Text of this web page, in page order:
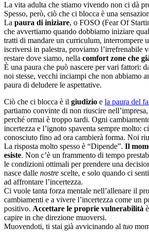
La vita adulta che stiamo vivendo non ci dà
Spesso, però, ciò che ci blocca è una
La paura di iniziare, o FOSO (Fear Of
che avvertiamo quando dobbiamo iniziare
tratti di mandare un curriculum, interrompere
iscriversi in palestra, proviamo l’irrefrenabile
restare dove siamo, nella comfort zone che
È una paura che può nascere per vari fattori:
noi stesse, vecchi inciampi che non abbiamo
paura di deludere le aspettative.
Ciò che ci blocca è il giudizio e la paura del
partiamo convinte di non riuscire
perché ormai è troppo tardi. Ogni
incertezza e l’ignoto spaventa sempre molto:
conosciuto fino ad ora cambierà forma. Noi
La risposta molto spesso è “Dipende”. Il
esiste. Non c’è un frammento di tempo
le condizioni ottimali per prendere una
nasce dalle nostre scelte, e solo quando ci
ad affrontare l’incertezza.
Ci vuole tanta forza mentale nell’allenare il
cambiamenti e a vivere l’incertezza come un
positivo. Accettare le proprie vulnerabilità
capire in che direzione muoversi.
Muovendoti, ti stai già avvicinando al tuo